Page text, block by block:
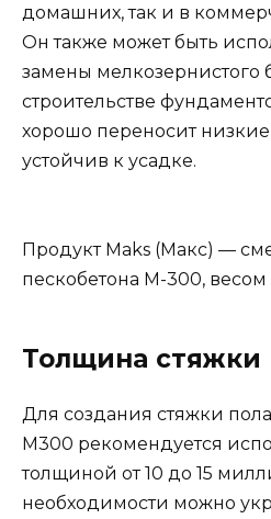
домашних, так и в
Он также может быть
замены мелкозернистого
строительстве
хорошо переносит
устойчив к усадке.
Продукт Maks (Макс) —
пескобетона М-300,
Толщина стяжки
Для создания стяжки
М300 рекомендуется
толщиной от 10 до 15
необходимости можно